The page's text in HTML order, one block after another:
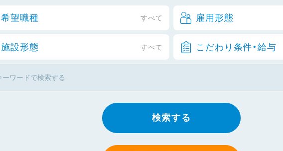
希望職種 すべて 雇用形態
施設形態 すべて こだわり条件・給与
検索する